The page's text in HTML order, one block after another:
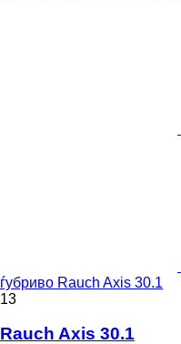
ѓубриво Rauch Axis 30.1
13
Rauch Axis 30.1